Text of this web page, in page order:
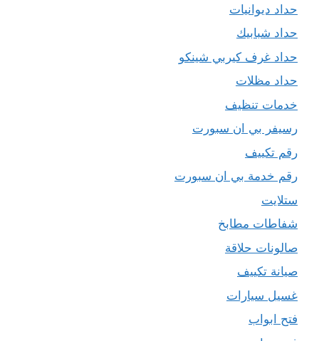
حداد ديوانيات
حداد شبابيك
حداد غرف كيربي شينكو
حداد مظلات
خدمات تنظيف
رسيفر بي ان سبورت
رقم تكييف
رقم خدمة بي ان سبورت
ستلايت
شفاطات مطابخ
صالونات حلاقة
صيانة تكييف
غسيل سيارات
فتح ابواب